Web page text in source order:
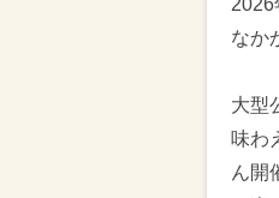
2026
なか
大型
味わ
ん開